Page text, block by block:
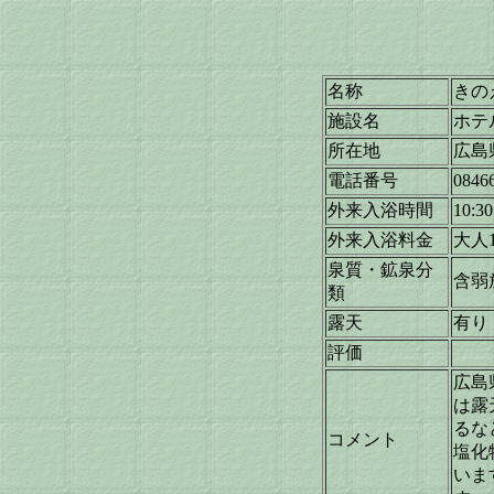
名称
きの
施設名
ホテ
所在地
広島
電話番号
外来入浴時間
外来入浴料金
大人
泉質・鉱泉分
類
含弱
露天
有り
評価
コメント
広
は露
るな
塩化
いま